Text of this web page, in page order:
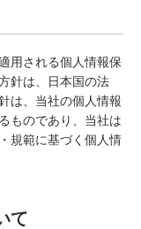
用される個人情報保
針は、日本国の法
は、当社の個人情報
ものであり、当社は
規範に基づく個人情
て